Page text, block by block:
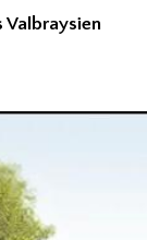
Valbraysien